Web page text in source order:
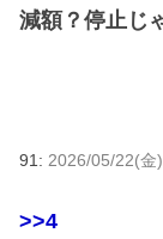
減額？停止じ
91: 2026/05/22(金
>>4